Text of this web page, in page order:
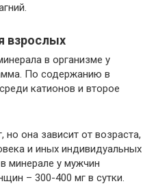
взрослых
в организме у
По содержанию в
катионов и второе
она зависит от возраста,
и иных индивидуальных
минерале у мужчин
– 300-400 мг в сутки.